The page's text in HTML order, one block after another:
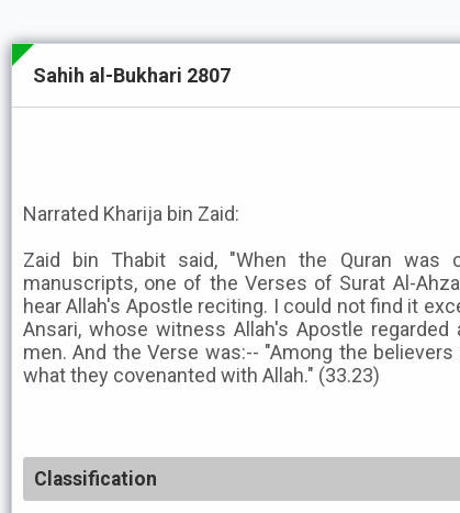
Sahih al-Bukhari 2807
Narrated Kharija bin Zaid:
Zaid bin Thabit said, "When the Quran was
manuscripts, one of the Verses of Surat Al-
hear Allah's Apostle reciting. I could not find it
Ansari, whose witness Allah's Apostle
men. And the Verse was:-- "Among the
what they covenanted with Allah." (33.23)
Classification